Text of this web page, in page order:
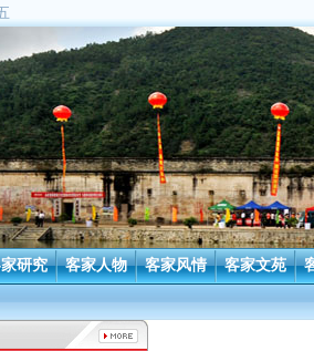
研究 客家人物 客家风情 客家文苑